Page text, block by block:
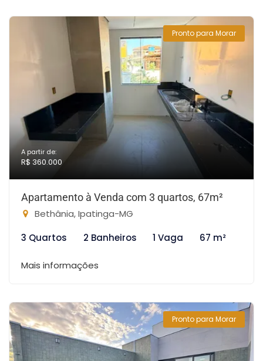
Pronto para Morar
A partir de:
R$ 360.000
Apartamento à Venda com 3 quartos, 67m²
Bethânia, Ipatinga-MG
3 Quartos
2 Banheiros 1 Vaga 67 m²
Mais informações
Pronto para Morar